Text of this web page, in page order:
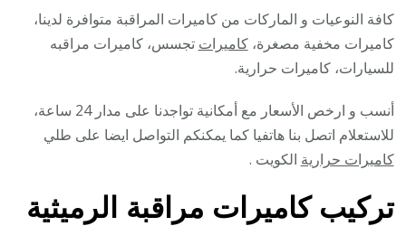
كافة النوعيات و الماركات من كاميرات المراقبة متوافرة لدينا،
كاميرات مخفية مصغرة،كاميرات تجسس، كاميرات مراقبه
للسيارات، كاميرات حرارية.
أنسب و ارخص الأسعار مع أمكانية تواجدنا على مدار 24 ساعة،
للاستعلام اتصل بنا هاتفيا كما يمكنكم التواصل ايضا على طلي
كاميرات حرارية الكويت .
تركيب كاميرات مراقبة الرميثية